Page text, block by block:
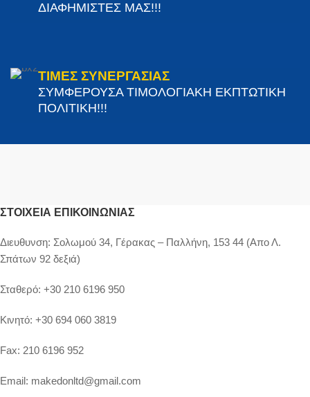
ΔΙΑΦΗΜΙΣΤΕΣ ΜΑΣ!!!
ΤΙΜΕΣ ΣΥΝΕΡΓΑΣΙΑΣ
ΣΥΜΦΕΡΟΥΣΑ ΤΙΜΟΛΟΓΙΑΚΗ ΕΚΠΤΩΤΙΚΗ
ΠΟΛΙΤΙΚΗ!!!
ΣΤΟΙΧΕΊΑ ΕΠΙΚΟΙΝΩΝΊΑΣ
Διευθυνση: Σολωμού 34, Γέρακας – Παλλήνη, 153 44 (Απο Λ.
Σπάτων 92 δεξιά)
Σταθερό: +30 210 6196 950
Κινητό: +30 694 060 3819
Fax: 210 6196 952
Email: makedonltd@gmail.com